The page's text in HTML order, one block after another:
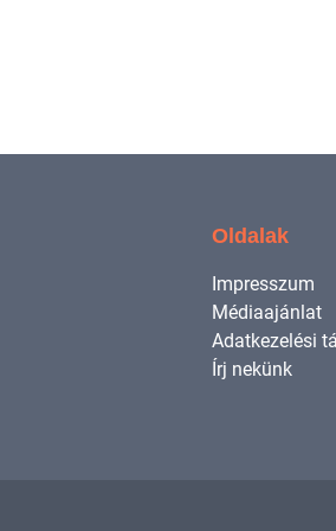
Oldalak
Impresszum
Médiaajánlat
Adatkezelési
Írj nekünk